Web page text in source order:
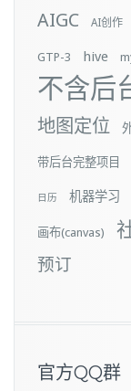
AIGC AI创作
GTP-3 hive
不含后
地图定位
带后台完整项目
日历 机器学习
画布(canvas)
预订
官方QQ群